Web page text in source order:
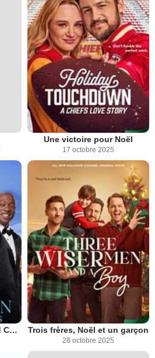
Une victoire pour Noël
17 octobre 2025
The Groomsmen: Second Chances Trois frères, Noël et un garçon
28 octobre 2025